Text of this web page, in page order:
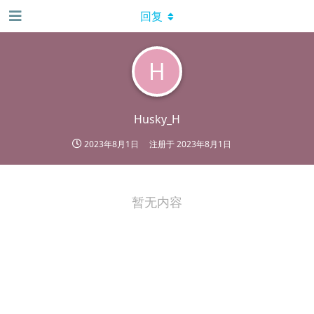
H
Husky_H
2023年8月1日 注册于2023年8月1日
回复
暂无内容